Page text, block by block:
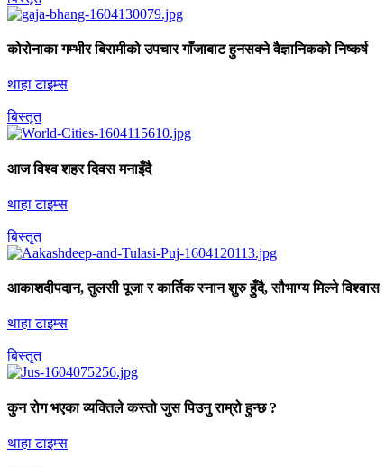
कोरोनाका गम्भीर बिरामीको उपचार गाँजाबाट हुनसक्ने वैज्ञानिकको निष्कर्ष
थाहा टाइम्स
बिस्तृत
आज विश्व शहर दिवस मनाइँदै
थाहा टाइम्स
बिस्तृत
आकाशदीपदान, तुलसी पूजा र कार्तिक स्नान शुरु हुँदै, सौभाग्य मिल्ने विश्वास
थाहा टाइम्स
बिस्तृत
कुन रोग भएका व्यक्तिले कस्तो जुस पिउनु राम्रो हुन्छ ?
थाहा टाइम्स